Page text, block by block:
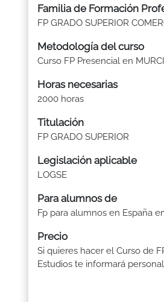
Familia de Formación
FP GRADO SUPERIOR
Metodología del curso
Curso FP Presencial en
Horas necesarias
2000 horas
Titulación
FP GRADO SUPERIOR
Legislación aplicable
LOGSE
Para alumnos de
Fp para alumnos en España
Precio
Si quieres hacer el Curso de
Estudios te informará